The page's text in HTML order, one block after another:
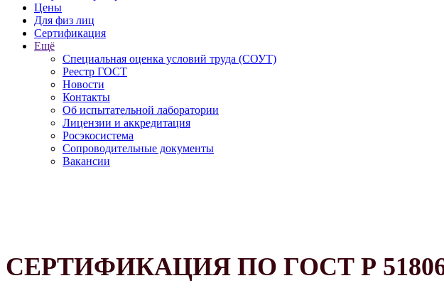
Цены
Для физ лиц
Сертификация
Ещё
Специальная оценка условий труда (СОУТ)
Реестр ГОСТ
Новости
Контакты
Об испытательной лаборатории
Лицензии и аккредитация
Росэкосистема
Сопроводительные документы
Вакансии
СЕРТИФИКАЦИЯ ПО ГОСТ Р